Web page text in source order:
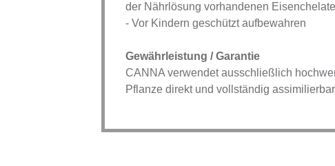
der Nährlösung vorhandenen
- Vor Kindern geschützt aufbewahren
Gewährleistung / Garantie
CANNA verwendet ausschließlich
Pflanze direkt und vollständig